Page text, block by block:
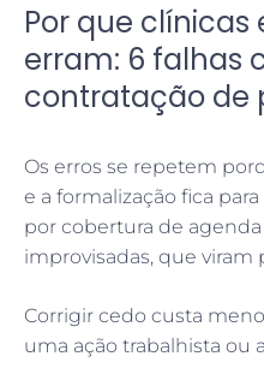
Por que clínicas
erram: 6 falhas
contratação de
Os erros se repetem
e a formalização fica
por cobertura de agenda
improvisadas, que viram
Corrigir cedo custa
uma ação trabalhista ou